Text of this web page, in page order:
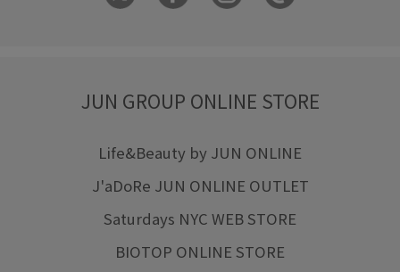
JUN GROUP ONLINE STORE
Life&Beauty by JUN ONLINE
J'aDoRe JUN ONLINE OUTLET
Saturdays NYC WEB STORE
BIOTOP ONLINE STORE